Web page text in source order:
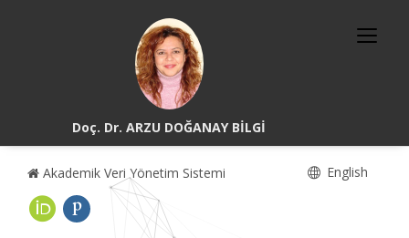
Doç. Dr. ARZU DOĞANAY BİLGİ
Akademik Veri Yönetim Sistemi English